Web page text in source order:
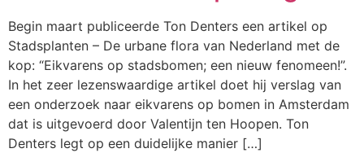
Begin maart publiceerde Ton Denters een artikel op
Stadsplanten – De urbane flora van Nederland met de
kop: “Eikvarens op stadsbomen; een nieuw fenomeen!”.
In het zeer lezenswaardige artikel doet hij verslag van
een onderzoek naar eikvarens op bomen in Amsterdam
dat is uitgevoerd door Valentijn ten Hoopen. Ton
Denters legt op een duidelijke manier […]